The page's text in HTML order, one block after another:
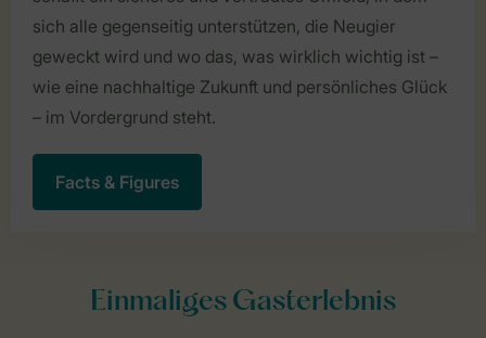
sich alle gegenseitig unterstützen, die Neugier
geweckt wird und wo das, was wirklich wichtig ist –
wie eine nachhaltige Zukunft und persönliches Glück
– im Vordergrund steht.
Facts & Figures